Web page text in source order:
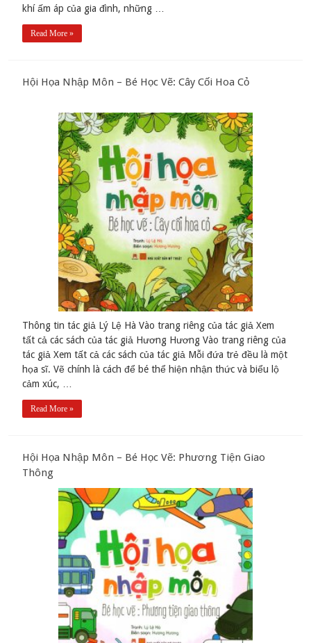
khí ấm áp của gia đình, những …
Read More »
Hội Họa Nhập Môn – Bé Học Vẽ: Cây Cối Hoa Cỏ
Thông tin tác giả Lý Lệ Hà Vào trang riêng của tác giả Xem
tất cả các sách của tác giả Hương Hương Vào trang riêng của
tác giả Xem tất cả các sách của tác giả Mỗi đứa trẻ đều là một
họa sĩ. Vẽ chính là cách để bé thể hiện nhận thức và biểu lộ
cảm xúc, …
Read More »
Hội Họa Nhập Môn – Bé Học Vẽ: Phương Tiện Giao
Thông